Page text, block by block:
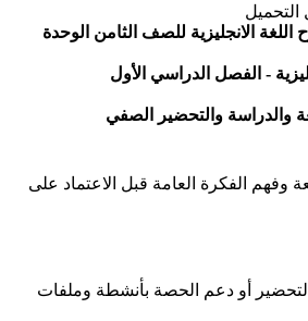
التحميل
الانجليزية للصف الثامن الوحدة
- الفصل الدراسي الأول
والدراسة والتحضير الصفي
وفهم الفكرة العامة قبل الاعتماد على
أو دعم الحصة بأنشطة وملفات